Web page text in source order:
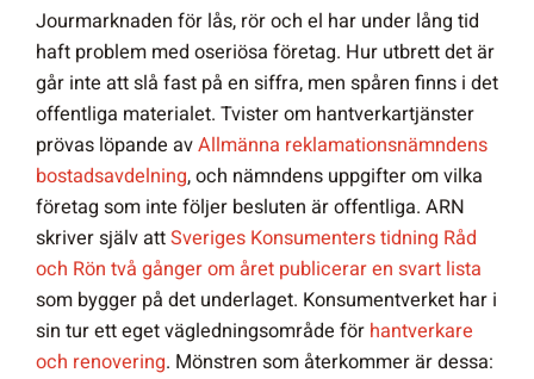
Jourmarknaden för lås, rör och el har under lång tid
haft problem med oseriösa företag. Hur utbrett det är
går inte att slå fast på en siffra, men spåren finns i det
offentliga materialet. Tvister om hantverkartjänster
prövas löpande avAllmänna reklamationsnämndens
bostadsavdelning, och nämndens uppgifter om vilka
företag som inte följer besluten är offentliga. ARN
skriver själv attSveriges Konsumenters tidning Råd
och Rön två gånger om året publicerar en svart lista
som bygger på det underlaget. Konsumentverket har i
sin tur ett eget vägledningsområde för hantverkare
och renovering. Mönstren som återkommer är dessa: